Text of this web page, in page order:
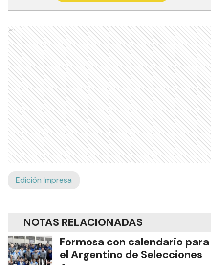
Ads
Edición Impresa
NOTAS RELACIONADAS
Formosa con calendario para
el Argentino de Selecciones